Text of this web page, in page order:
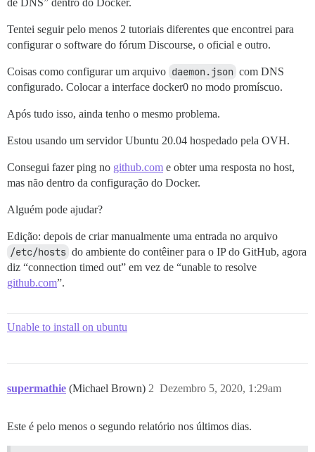
de DNS” dentro do Docker.
Tentei seguir pelo menos 2 tutoriais diferentes que encontrei para
configurar o software do fórum Discourse, o oficial e outro.
Coisas como configurar um arquivo daemon.json com DNS
configurado. Colocar a interface docker0 no modo promíscuo.
Após tudo isso, ainda tenho o mesmo problema.
Estou usando um servidor Ubuntu 20.04 hospedado pela OVH.
Consegui fazer ping no github.com e obter uma resposta no host,
mas não dentro da configuração do Docker.
Alguém pode ajudar?
Edição: depois de criar manualmente uma entrada no arquivo
/etc/hosts do ambiente do contêiner para o IP do GitHub, agora
diz “connection timed out” em vez de “unable to resolve
github.com”.
Unable to install on ubuntu
supermathie (Michael Brown) Dezembro 5, 2020, 1:29am
2
Este é pelo menos o segundo relatório nos últimos dias.